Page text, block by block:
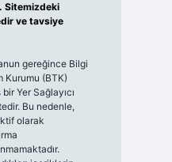
Sitemizdeki
ve tavsiye
gereğince Bilgi
Kurumu (BTK)
Yer Sağlayıcı
Bu nedenle,
olarak